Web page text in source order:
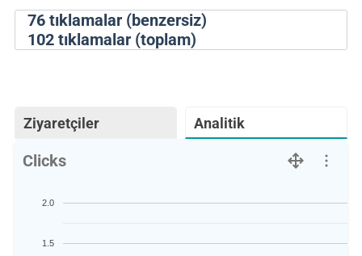
76tıklamalar (benzersiz)
102tıklamalar (toplam)
Ziyaretçiler Analitik
Clicks
1.5
2.0